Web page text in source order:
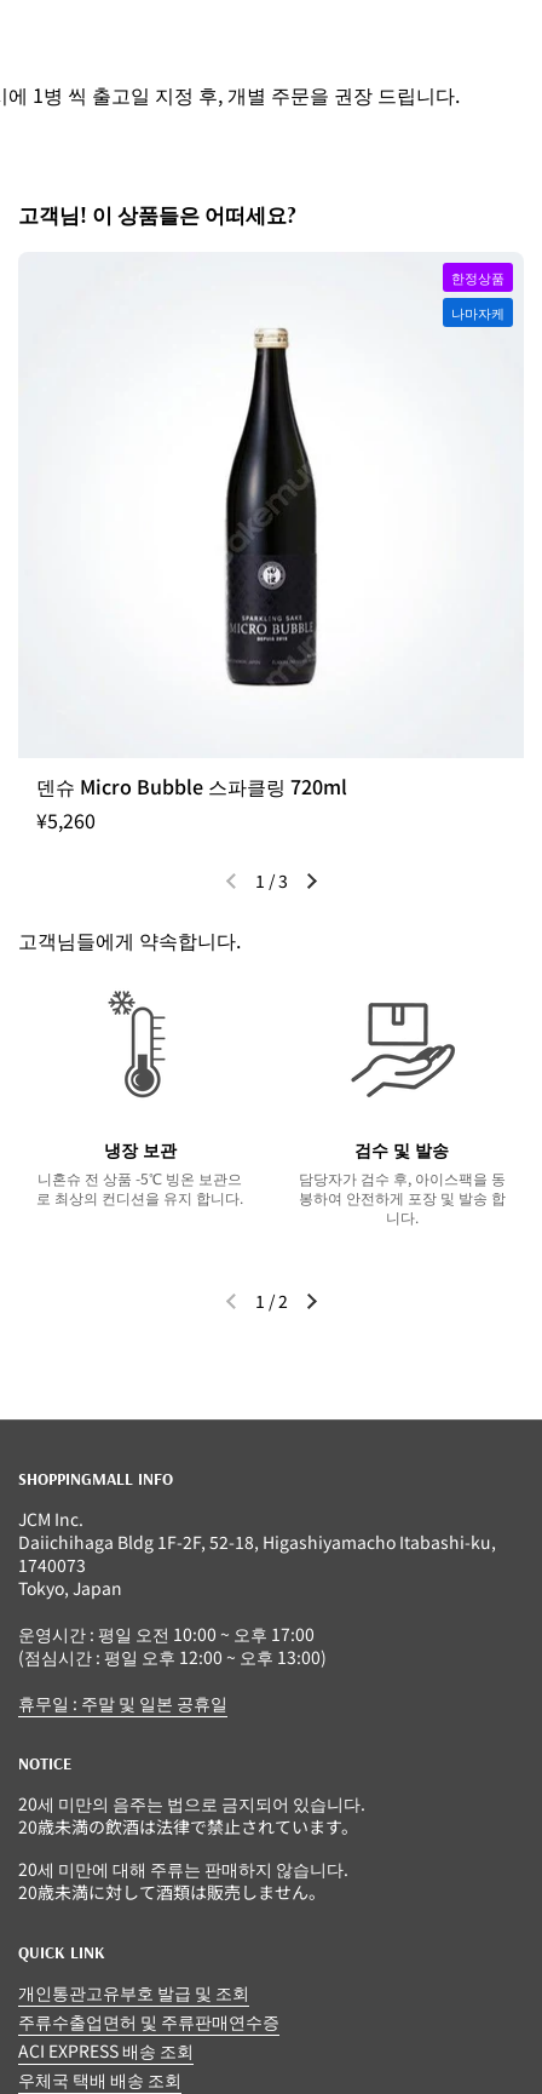
1병 씩 출고일 지정 후, 개별 주문을 권장 드립니다.
고객님! 이 상품들은 어떠세요?
덴슈 Micro Bubble 스파클링 720ml
¥5,260
한정상품
나마자케
이전 슬라이드다음 슬라이드
1 /3
고객님들에게 약속합니다.
냉장 보관
니혼슈 전 상품 -5℃ 빙온 보관으
로 최상의 컨디션을 유지 합니다.
검수 및 발송
담당자가 검수 후, 아이스팩을 동
봉하여 안전하게 포장 및 발송 합
니다.
이전 슬라이드다음 슬라이드
1 /2
SHOPPINGMALL INFO
JCM Inc.
Daiichihaga Bldg 1F-2F, 52-18, Higashiyamacho Itabashi-ku,
1740073
Tokyo, Japan
운영시간 : 평일 오전 10:00 ~ 오후 17:00
(점심시간 : 평일 오후 12:00 ~ 오후 13:00)
휴무일 : 주말 및 일본 공휴일
NOTICE
20세 미만의 음주는 법으로 금지되어 있습니다.
20歳未満の飲酒は法律で禁止されています。
20세 미만에 대해 주류는 판매하지 않습니다.
20歳未満に対して酒類は販売しません。
QUICK LINK
개인통관고유부호 발급 및 조회
주류수출업면허 및 주류판매연수증
ACI EXPRESS 배송 조회
우체국 택배 배송 조회